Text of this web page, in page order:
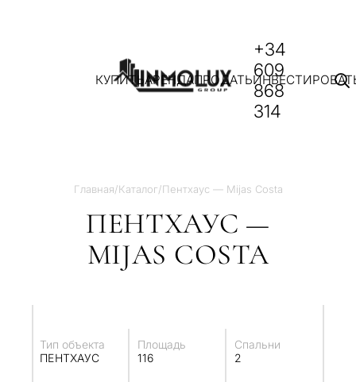
КУПИТЬАРЕНДАПРОДАТЬ
+34
609
868
314
Главная/Каталог/Пентхаус — Mijas Costa
ПЕНТХАУС —
MIJAS COSTA
Тип объекта
ПЕНТХАУС
Площадь
116
Спальни
2